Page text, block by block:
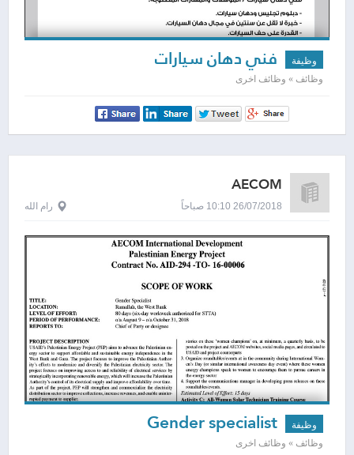
وظيفة فني دهان سيارات
وظائف » وظائف اخرى
AECOM
26/07/2018 10:10 صباحاً رام الله
وظيفة
وظائف » وظائف اخرى